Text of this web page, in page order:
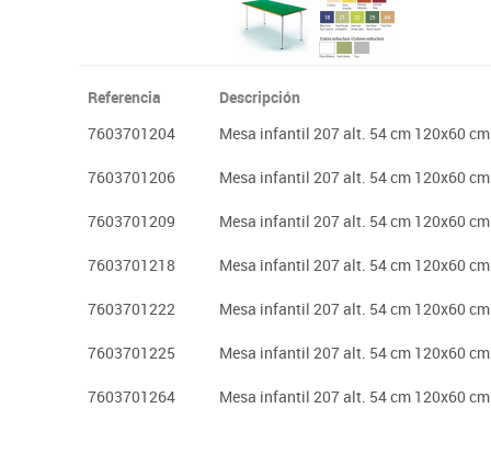
Referencia Descripción
7603701204
Mesa infantil 207 alt. 54 cm 120x60
7603701206 Mesa infantil 207 alt. 54 cm 120x60
7603701209 Mesa infantil 207 alt. 54 cm 120x60
7603701218 Mesa infantil 207 alt. 54 cm 120x60
7603701222 Mesa infantil 207 alt. 54 cm 120x60
7603701225 Mesa infantil 207 alt. 54 cm 120x60
7603701264 Mesa infantil 207 alt. 54 cm 120x60